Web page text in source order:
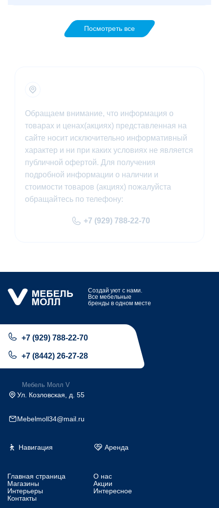
Посмотреть все
Обращаем внимание, что информация о
товарах и ценах(акциях) представленная на
сайте носит исключительно информативный
характер и ни при каких условиях не является
публичной офертой. Для получения
подробной информации о наличии и
стоимости товаров (акциях) пожалуйста
обращайтесь по телефону:
+7 (929) 788-22-70
Создай уют с нами.
Все мебельные
бренды в одном месте
+7 (929) 788-22-70
+7 (8442) 26-27-28
Мебель Молл V
Ул. Козловская, д. 55
Mebelmoll34@mail.ru
Навигация Аренда
Главная страница
О нас
Магазины
Акции
Интерьеры
Интересное
Контакты